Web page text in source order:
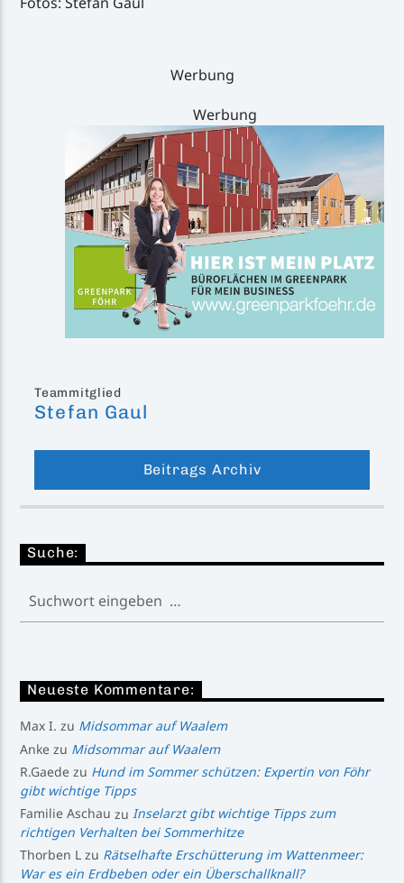
Werbung
Werbung
Teammitglied
Stefan Gaul
Beitrags Archiv
Suche:
Neueste Kommentare:
Max I. zu Midsommar auf Waalem
Anke zu Midsommar auf Waalem
R.Gaede zu Hund im Sommer schützen: Expertin von Föhr
gibt wichtige Tipps
Familie Aschau zuInselarzt gibt wichtige Tipps zum
richtigen Verhalten bei Sommerhitze
Thorben L zu Rätselhafte Erschütterung im Wattenmeer:
War es ein Erdbeben oder ein Überschallknall?